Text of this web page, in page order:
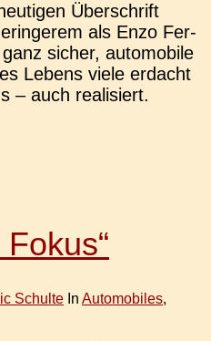
Über­schrift
als Enzo Fer­
sicher, auto­mo­bi­le
Lebens viele erdacht
– auch realisiert.
Schulte In Automobiles,